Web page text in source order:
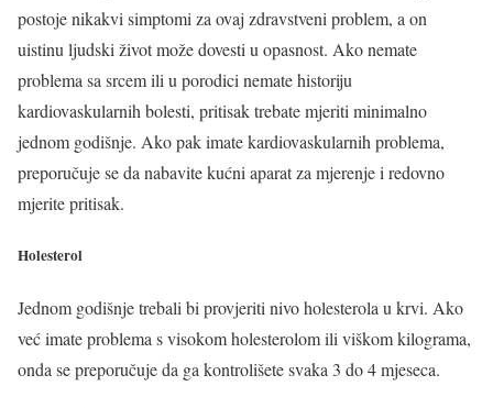
postoje nikakvi simptomi za ovaj zdravstveni problem, a on
uistinu ljudski život može dovesti u opasnost. Ako nemate
problema sa srcem ili u porodici nemate historiju
kardiovaskularnih bolesti, pritisak trebate mjeriti minimalno
jednom godišnje. Ako pak imate kardiovaskularnih problema,
preporučuje se da nabavite kućni aparat za mjerenje i redovno
mjerite pritisak.
Holesterol
Jednom godišnje trebali bi provjeriti nivo holesterola u krvi. Ako
već imate problema s visokom holesterolom ili viškom kilograma,
onda se preporučuje da ga kontrolišete svaka 3 do 4 mjeseca.